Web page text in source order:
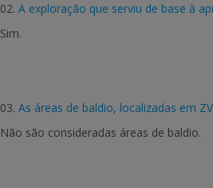
02. A exploração que serviu de base à
Sim.
03. As áreas de baldio, localizadas em
Não são consideradas áreas de baldio.